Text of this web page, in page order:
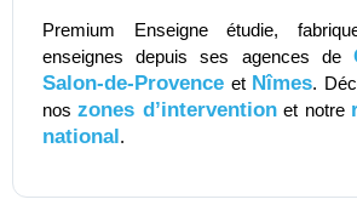
Premium Enseigne étudie,
enseignes depuis ses agences de
Salon-de-Provence et Nîmes.
noszones d’interventionet notre
national.